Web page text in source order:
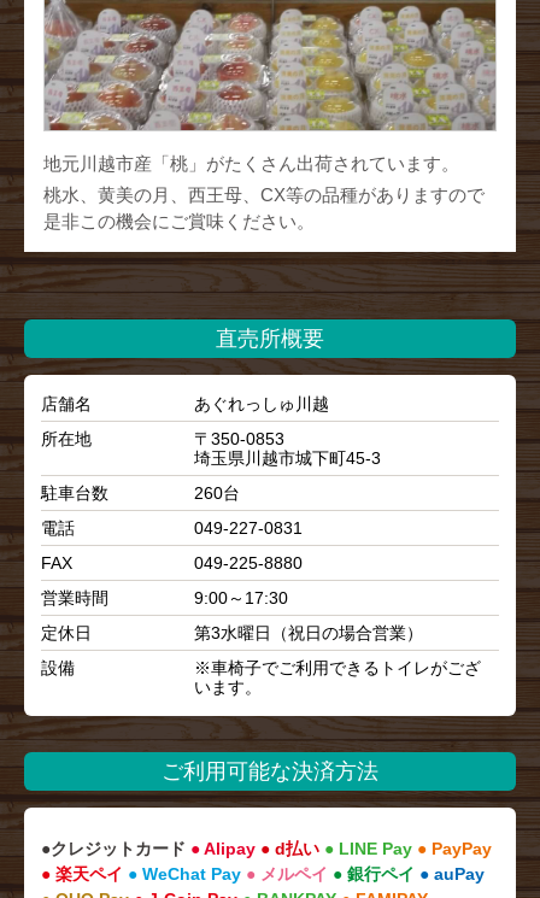
地元川越市産「桃」がたくさん出荷されています。
桃水、黄美の月、西王母、CX等の品種がありますので
是非この機会にご賞味ください。
直売所概要
店舗名
あぐれっしゅ川越
所在地
〒350-0853
埼玉県川越市城下町45-3
駐車台数
260台
電話
049-227-0831
FAX
049-225-8880
営業時間
9:00～17:30
定休日
第3水曜日（祝日の場合営業）
設備
※車椅子でご利用できるトイレがござ
います。
ご利用可能な決済方法
●クレジットカード ● Alipay ● d払い ● LINE Pay ● PayPay
● 楽天ペイ ● WeChat Pay ● メルペイ ● 銀行ペイ ● auPay